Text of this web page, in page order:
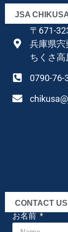
JSA
〒671-
兵庫県宍
ちくさ
0790-76-
CONTACT US
お名前